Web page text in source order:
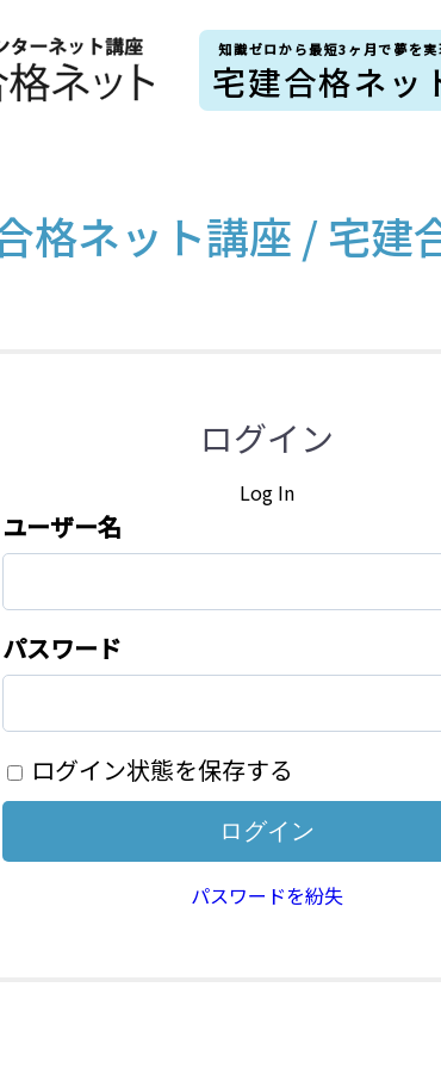
知識ゼロから最短3ヶ月で夢を実
宅建合格ネッ
格ネット講座 / 宅建
ログイン
Log In
ユーザー名
パスワード
ログイン状態を保存する
パスワードを紛失